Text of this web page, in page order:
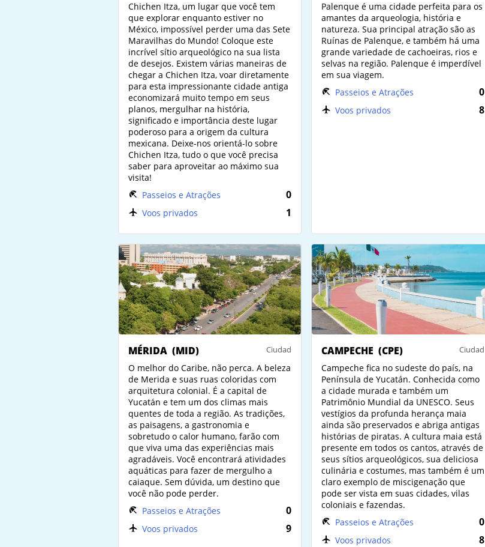
Chichen Itza, um lugar que você tem
que explorar enquanto estiver no
México, impossível perder uma das Sete
Maravilhas do Mundo! Coloque este
incrível sítio arqueológico na sua lista
de desejos. Existem várias maneiras de
chegar a Chichen Itza, voar diretamente
para esta impressionante cidade antiga
economizará muito tempo em seus
planos, mergulhar na história,
significado e importância deste lugar
poderoso para a origem da cultura
mexicana. Deixe-nos orientá-lo sobre
Chichen Itza, tudo o que você precisa
saber para aproveitar ao máximo sua
visita!
Passeios e Atrações
0
Voos privados 1
Palenque é uma cidade perfeita para os
amantes da arqueologia, história e
natureza. Sua principal atração são as
Ruínas de Palenque, e também há uma
grande variedade de cachoeiras, rios e
selvas na região. Palenque é imperdível
em sua viagem.
Passeios e Atrações
0
Voos privados 8
MÉRIDA (MID) Ciudad
O melhor do Caribe, não perca. A beleza
de Merida e suas ruas coloridas com
arquitetura colonial. É a capital de
Yucatán e tem um dos climas mais
quentes de toda a região. As tradições,
as paisagens, a gastronomia e
sobretudo o calor humano, farão com
que viva uma das experiências mais
agradáveis. Você encontrará atividades
aquáticas para fazer de mergulho a
caiaque. Sem dúvida, um destino que
você não pode perder.
Passeios e Atrações
0
Voos privados 9
CAMPECHE (CPE) Ciudad
Campeche fica no sudeste do país, na
Península de Yucatán. Conhecida como
a cidade murada e também um
Patrimônio Mundial da UNESCO. Seus
vestígios da profunda herança maia
ainda são preservados e abriga antigas
histórias de piratas. A cultura maia está
presente em todos os cantos, através de
seus sítios arqueológicos, sua deliciosa
culinária e costumes, mas também é um
claro exemplo de miscigenação que
pode ser vista em suas cidades, vilas
coloniais e fazendas.
Passeios e Atrações
0
Voos privados 8